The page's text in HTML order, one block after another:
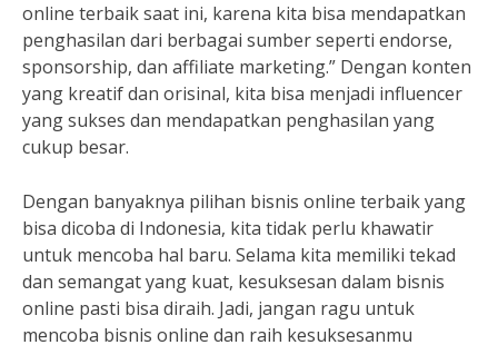
online terbaik saat ini, karena kita bisa mendapatkan
penghasilan dari berbagai sumber seperti endorse,
sponsorship, dan affiliate marketing.” Dengan konten
yang kreatif dan orisinal, kita bisa menjadi influencer
yang sukses dan mendapatkan penghasilan yang
cukup besar.
Dengan banyaknya pilihan bisnis online terbaik yang
bisa dicoba di Indonesia, kita tidak perlu khawatir
untuk mencoba hal baru. Selama kita memiliki tekad
dan semangat yang kuat, kesuksesan dalam bisnis
online pasti bisa diraih. Jadi, jangan ragu untuk
mencoba bisnis online dan raih kesuksesanmu